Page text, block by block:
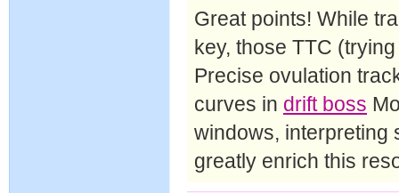
Great points! While
key, those TTC
Precise ovulation
curves in drift boss
windows, interpreting
greatly enrich this